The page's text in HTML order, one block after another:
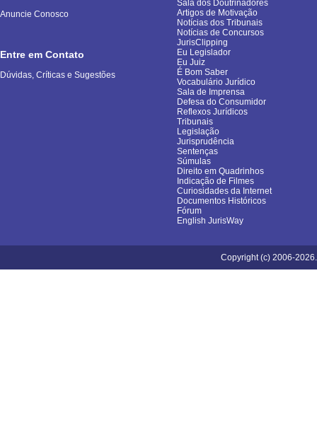
Anuncie Conosco
Entre em Contato
Dúvidas, Críticas e Sugestões
Sala dos Doutrinadores
Artigos de Motivação
Notícias dos Tribunais
Notícias de Concursos
JurisClipping
Eu Legislador
Eu Juiz
É Bom Saber
Vocabulário Jurídico
Sala de Imprensa
Defesa do Consumidor
Reflexos Jurídicos
Tribunais
Legislação
Jurisprudência
Sentenças
Súmulas
Direito em Quadrinhos
Indicação de Filmes
Curiosidades da Internet
Documentos Históricos
Fórum
English JurisWay
Copyright (c) 2006-